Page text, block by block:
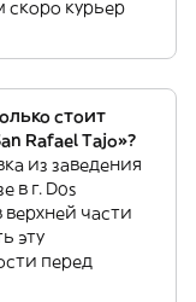
скоро курьер
стоит
Rafael Tajo»?
из заведения
в г. Dos
верхней части
эту
перед